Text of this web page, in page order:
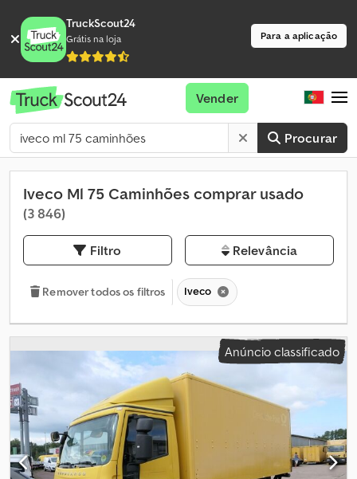
TruckScout24
Grátis na loja Para a aplicação
Procurar
Vender
Iveco Ml 75 Caminhões comprar usado
(3 846)
Filtro Relevância
Remover todos os filtros Iveco
Anúncio classificado